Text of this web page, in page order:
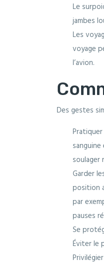
Le
jambes
Les
voyage
l’avion.
Des gestes
soulager
Garder
position
par
pauses
Se
Éviter le